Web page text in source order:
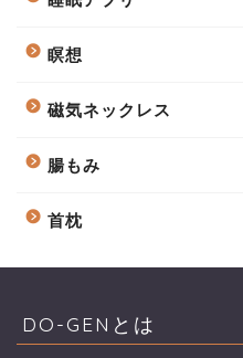
瞑想
磁気ネックレス
腸もみ
首枕
DO-GENとは